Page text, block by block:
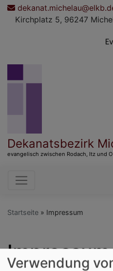
Direkt
Kirchplatz 5, 96247
Dekanatsbezirk
evangelisch zwischen Rodach, Itz und
Startseite Impressum
Impressum
Verwendung